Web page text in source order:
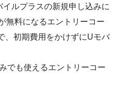
ルプラスの新規申し込みに
無料になるエントリーコー
、初期費用をかけずにUモバ
でも使えるエントリーコー